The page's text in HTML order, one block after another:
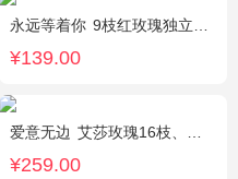
永远等着你 9枝红玫瑰独立包装，黄英丰满。
¥139.00
爱意无边 艾莎玫瑰16枝、白色洋桔梗5枝、尤加利10枝
¥259.00